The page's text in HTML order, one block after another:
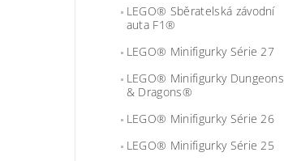
LEGO® Sběratelská závodní
auta F1®
LEGO® Minifigurky Série 27
LEGO® Minifigurky Dungeons
& Dragons®
LEGO® Minifigurky Série 26
LEGO® Minifigurky Série 25